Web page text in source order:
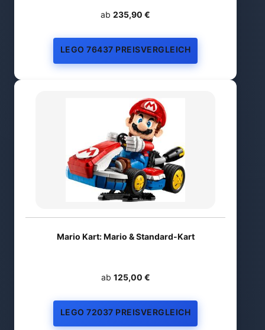
ab 235,90 €
LEGO 76437 PREISVERGLEICH
Mario Kart: Mario & Standard-Kart
ab 125,00 €
LEGO 72037 PREISVERGLEICH